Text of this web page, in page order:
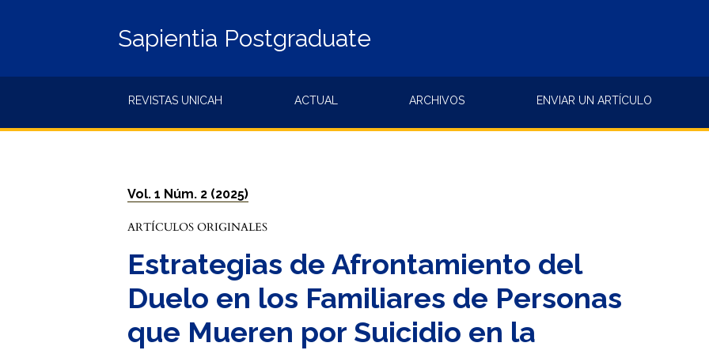
Sapientia Postgraduate
REVISTAS UNICAH ACTUAL ARCHIVOS ENVIAR UN ARTÍCULO
Vol. 1 Núm. 2 (2025)
ARTÍCULOS ORIGINALES
Estrategias de Afrontamiento del
Duelo en los Familiares de Personas
que Mueren por Suicidio en la